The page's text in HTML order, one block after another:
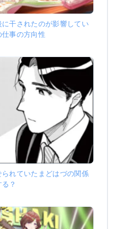
に干されたのが影響してい
事の方向性
られていたまどはづの関係
？